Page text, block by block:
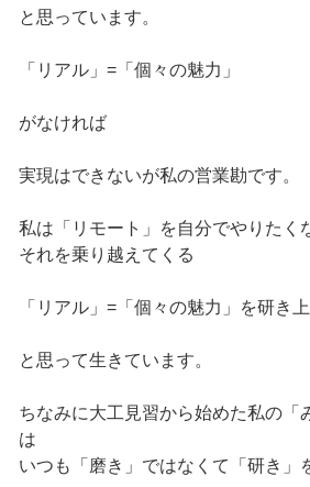
と思っています。
「リアル」=「個々の魅力」
がなければ
実現はできないが私の営業勘です。
私は「リモート」を自分でやりたく
それを乗り越えてくる
「リアル」=「個々の魅力」を研き
と思って生きています。
ちなみに大工見習から始めた私の「
は
いつも「磨き」ではなくて「研き」